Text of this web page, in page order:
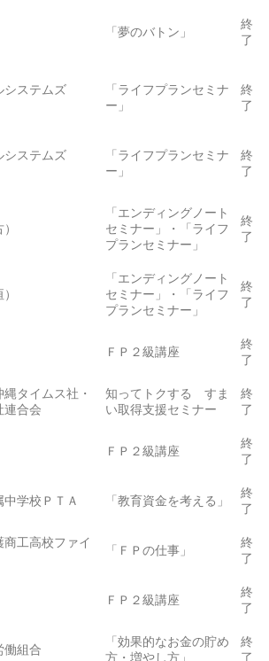
「夢のバトン」
終
了
システムズ
「ライフプランセミナ
ー」
終
了
システムズ
「ライフプランセミナ
ー」
終
了
「エンディングノート
セミナー」・「ライフ
プランセミナー」
終
了
「エンディングノート
セミナー」・「ライフ
プランセミナー」
終
了
ＦＰ２級講座
終
了
タイムス社・
連合会
知ってトクする すま
い取得支援セミナー
終
了
ＦＰ２級講座
終
了
学校ＰＴＡ 「教育資金を考える」
終
了
工高校ファイ
「ＦＰの仕事」
終
了
ＦＰ２級講座
終
了
働組合
「効果的なお金の貯め
方・増やし方」
終
了